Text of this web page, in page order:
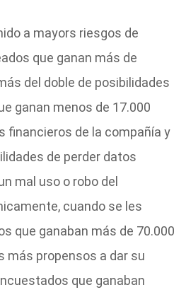
a mayors riesgos de
que ganan más de
del doble de posibilidades
ganan menos de 17.000
financieros de la compañía y
de perder datos
mal uso o robo del
cuando se les
que ganaban más de 70.000
más propensos a dar su
que ganaban